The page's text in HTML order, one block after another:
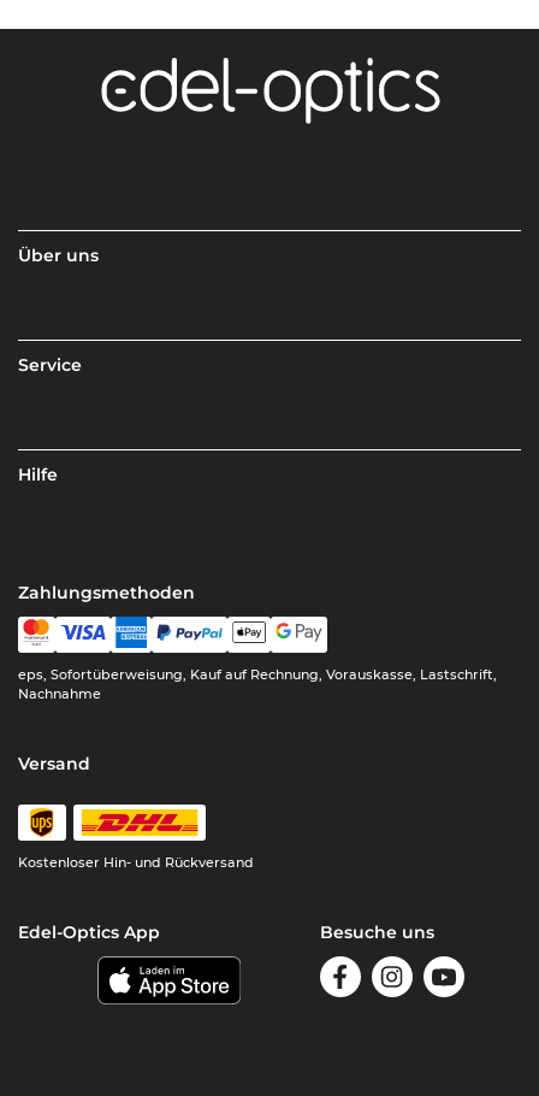
Über uns
Service
Hilfe
Zahlungsmethoden
eps, Sofortüberweisung, Kauf auf Rechnung, Vorauskasse, Lastschrift,
Nachnahme
Versand
Kostenloser Hin- und Rückversand
Edel-Optics App Besuche uns